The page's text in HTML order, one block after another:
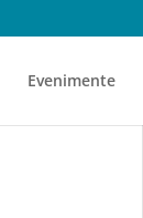
Evenimente